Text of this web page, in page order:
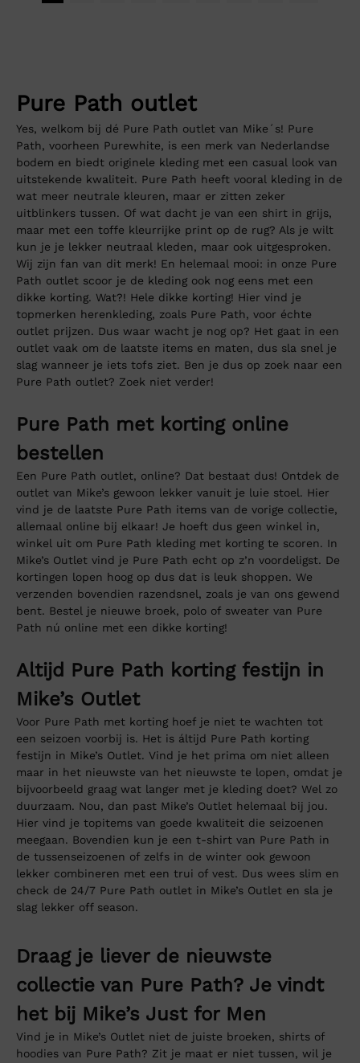
Pure Path outlet
Yes, welkom bij dé Pure Path outlet van Mike´s! Pure
Path, voorheen Purewhite, is een merk van Nederlandse
bodem en biedt originele kleding met een casual look van
uitstekende kwaliteit. Pure Path heeft vooral kleding in de
wat meer neutrale kleuren, maar er zitten zeker
uitblinkers tussen. Of wat dacht je van een shirt in grijs,
maar met een toffe kleurrijke print op de rug? Als je wilt
kun je je lekker neutraal kleden, maar ook uitgesproken.
Wij zijn fan van dit merk! En helemaal mooi: in onze Pure
Path outlet scoor je de kleding ook nog eens met een
dikke korting. Wat?! Hele dikke korting! Hier vind je
topmerken herenkleding, zoals Pure Path, voor échte
outlet prijzen. Dus waar wacht je nog op? Het gaat in een
outlet vaak om de laatste items en maten, dus sla snel je
slag wanneer je iets tofs ziet. Ben je dus op zoek naar een
Pure Path outlet? Zoek niet verder!
Pure Path met korting online
bestellen
Een Pure Path outlet, online? Dat bestaat dus! Ontdek de
outlet van Mike’s gewoon lekker vanuit je luie stoel. Hier
vind je de laatste Pure Path items van de vorige collectie,
allemaal online bij elkaar! Je hoeft dus geen winkel in,
winkel uit om Pure Path kleding met korting te scoren. In
Mike’s Outlet vind je Pure Path echt op z’n voordeligst. De
kortingen lopen hoog op dus dat is leuk shoppen. We
verzenden bovendien razendsnel, zoals je van ons gewend
bent. Bestel je nieuwe broek, polo of sweater van Pure
Path nú online met een dikke korting!
Altijd Pure Path korting festijn in
Mike’s Outlet
Voor Pure Path met korting hoef je niet te wachten tot
een seizoen voorbij is. Het is áltijd Pure Path korting
festijn in Mike’s Outlet. Vind je het prima om niet alleen
maar in het nieuwste van het nieuwste te lopen, omdat je
bijvoorbeeld graag wat langer met je kleding doet? Wel zo
duurzaam. Nou, dan past Mike’s Outlet helemaal bij jou.
Hier vind je topitems van goede kwaliteit die seizoenen
meegaan. Bovendien kun je een t-shirt van Pure Path in
de tussenseizoenen of zelfs in de winter ook gewoon
lekker combineren met een trui of vest. Dus wees slim en
check de 24/7 Pure Path outlet in Mike’s Outlet en sla je
slag lekker off season.
Draag je liever de nieuwste
collectie van Pure Path? Je vindt
het bij Mike’s Just for Men
Vind je in Mike’s Outlet niet de juiste broeken, shirts of
hoodies van Pure Path? Zit je maat er niet tussen, wil je